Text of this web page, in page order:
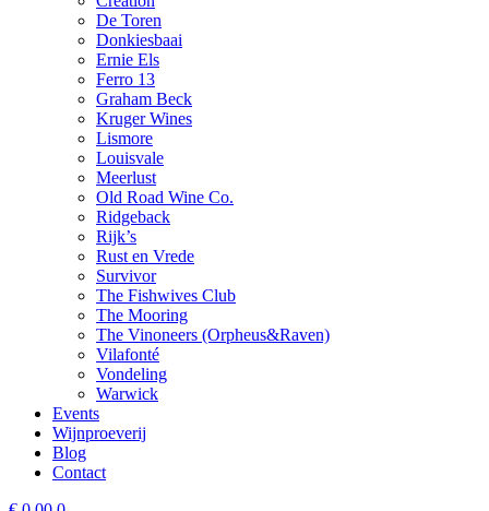
De Toren
Donkiesbaai
Ernie Els
Ferro 13
Graham Beck
Kruger Wines
Lismore
Louisvale
Meerlust
Old Road Wine Co.
Ridgeback
Rijk’s
Rust en Vrede
Survivor
The Fishwives Club
The Mooring
The Vinoneers (Orpheus&Raven)
Vilafonté
Vondeling
Warwick
Events
Wijnproeverij
Blog
Contact